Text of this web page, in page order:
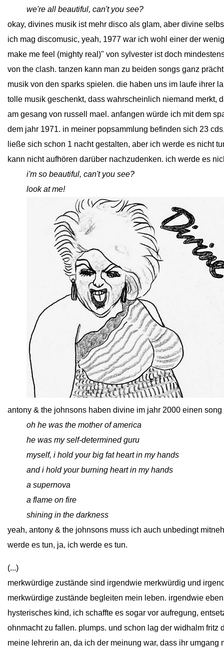
we're all beautiful, can't you see?
okay, divines musik ist mehr disco als glam, aber divine
ich mag discomusic, yeah, 1977 war ich wohl einer der
make me feel (mighty real)" von sylvester ist doch
von the clash. tanzen kann man zu beiden songs ganz
musik von den sparks spielen. die haben uns im laufe ihrer
tolle musik geschenkt, dass wahrscheinlich niemand merkt,
am gesang von russell mael. anfangen würde ich mit dem
dem jahr 1971. in meiner popsammlung befinden sich 23
ließe sich schon 1 nacht gestalten, aber ich werde es nicht
kann nicht aufhören darüber nachzudenken. ich werde es
i'm so beautiful, can't you see?
look at me!
antony & the johnsons haben divine im jahr 2000 einen song
oh he was the mother of america
he was my self-determined guru
myself, i hold your big fat heart in my hands
and i hold your burning heart in my hands
a supernova
a flame on fire
shining in the darkness
yeah, antony & the johnsons muss ich auch unbedingt
werde es tun, ja, ich werde es tun.
(...)
merkwürdige zustände sind irgendwie merkwürdig und
merkwürdige zustände begleiten mein leben. irgendwie
hysterisches kind, ich schaffte es sogar vor aufregung,
ohnmacht zu fallen. plumps. und schon lag der widhalm fritz
meine lehrerin an, da ich der meinung war, dass ihr